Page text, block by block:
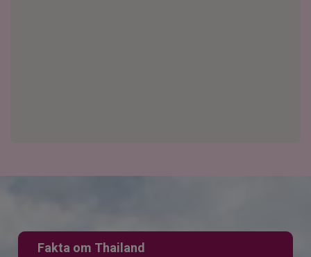
Fakta om Thailand